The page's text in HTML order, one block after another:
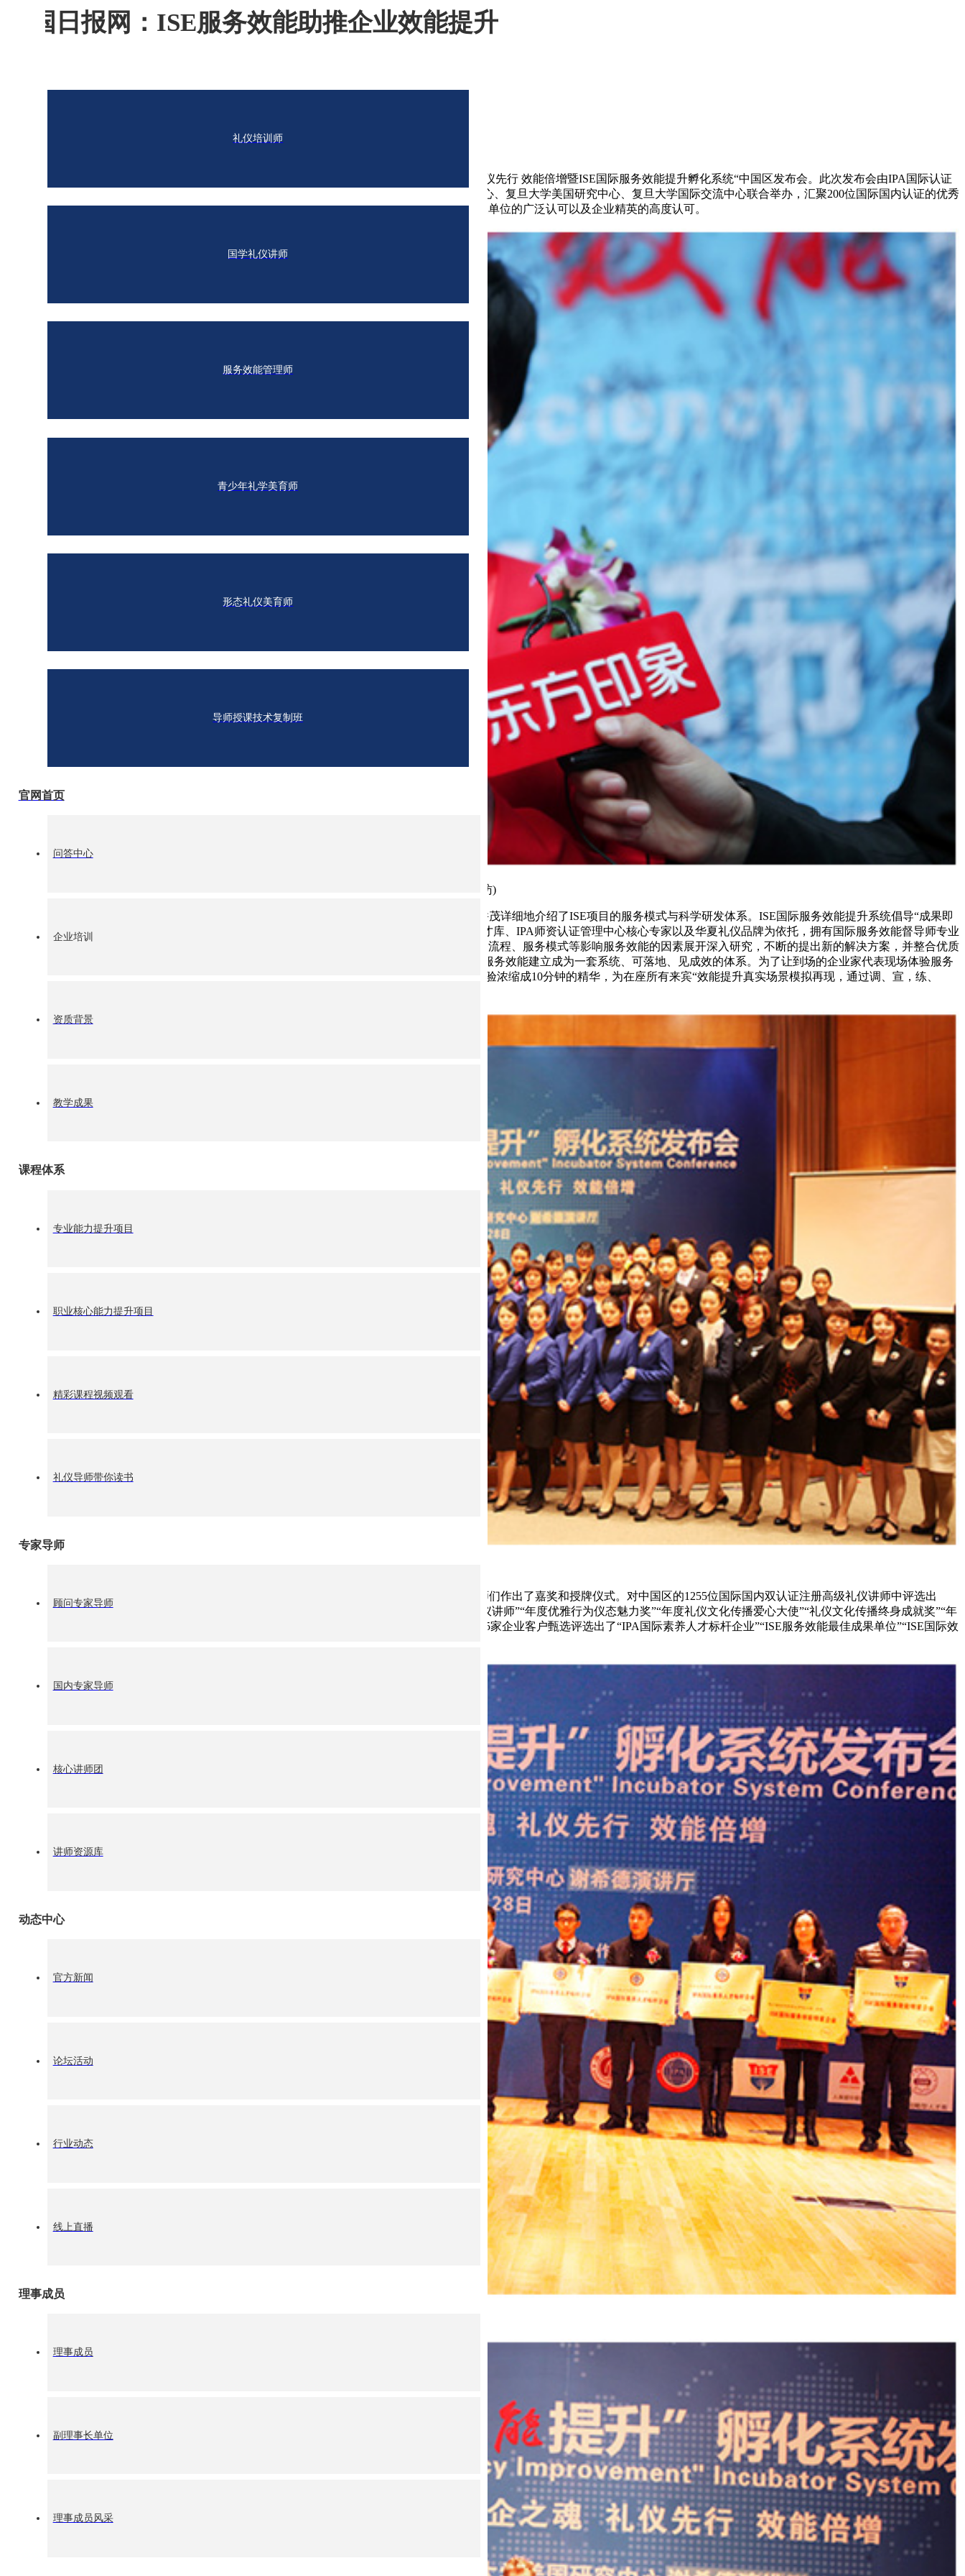
中国日报网：ISE服务效能助推企业效能提升
2015-03-12
2015年1月28日，在上海复旦大学美国研究中心谢希德报告厅成功召开“文化精髓 兴国∕企之魂 礼仪先行 效能倍增暨ISE国际服务效能提升孵化系统“中国区发布会。此次发布会由IPA国际认证
协会、人力资源社会保障部中职协、中国战略型人才库管理中心、ISE国际服务效能提升培训中心、复旦大学美国研究中心、复旦大学国际交流中心联合举办，汇聚200位国际国内认证的优秀
服务效能督导师专家团队、300多家国内知名企业，业界精英逾500人参加此次发布会，受到相关单位的广泛认可以及企业精英的高度认可。
(上图为：IPA国际注册礼仪培训师认证中心中国区主任、ISE项目品牌总监杨扬女士接受媒体采访)
在发布会上，IPA国际认证协会高级顾问、ISE国际服务效能提升首席技术官郭品禾先生，图文并茂详细地介绍了ISE项目的服务模式与科学研发体系。ISE国际服务效能提升系统倡导“成果即
是效能”的观点，以银行、医院、物业、机关服务效能提升为主要研究方向，以清华大学战略人才库、IPA师资认证管理中心核心专家以及华夏礼仪品牌为依托，拥有国际服务效能督导师专业
认证通过的44位专家团队，通过对行业性质、服务对象、服务设施、服务管理、服务执行、服务流程、服务模式等影响服务效能的因素展开深入研究，不断的提出新的解决方案，并整合优质
的资源进行服务效能落地系统的研发，旗下涉及已经开发10个子品牌课程，300多个工具模型将服务效能建立成为一套系统、可落地、见成效的体系。为了让到场的企业家代表现场体验服务
效能进企业的执行理念，由ISE 国际服务效能提升中心的44位金牌效能督导师共同将以往成功经验浓缩成10分钟的精华，为在座所有来宾“效能提升真实场景模拟再现，通过调、宣，练、
同时本次发布会也对2014年度做了总结以及颁奖仪式，对ISE效能倍增优质企业以及优秀IPA讲师们作出了嘉奖和授牌仪式。对中国区的1255位国际国内双认证注册高级礼仪讲师中评选出
了“年度十佳国礼文化师”“年度礼仪形象亲善大使” “年度杰出礼仪教育贡献奖”“年度优秀金牌礼仪讲师”“年度优雅行为仪态魅力奖”“年度礼仪文化传播爱心大使”“礼仪文化传播终身成就奖”“年
度典范人物奖”“年度最具实力贡献奖”“ISE服务效能推动成就奖”十大奖项。同时，对2014年度325家企业客户甄选评选出了“IPA国际素养人才标杆企业”“ISE服务效能最佳成果单位”“ISE国际效
礼仪培训师
国学礼仪讲师
服务效能管理师
青少年礼学美育师
形态礼仪美育师
导师授课技术复制班
官网首页
问答中心
企业培训
资质背景
教学成果
课程体系
专业能力提升项目
职业核心能力提升项目
精彩课程视频观看
礼仪导师带你读书
专家导师
顾问专家导师
国内专家导师
核心讲师团
讲师资源库
动态中心
官方新闻
论坛活动
行业动态
线上直播
理事成员
理事成员
副理事长单位
理事成员风采